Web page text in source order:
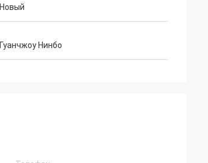
Новый
Гуанчжоу Нинбо